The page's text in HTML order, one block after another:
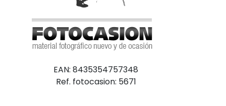
EAN: 8435354757348
Ref. fotocasion: 5671